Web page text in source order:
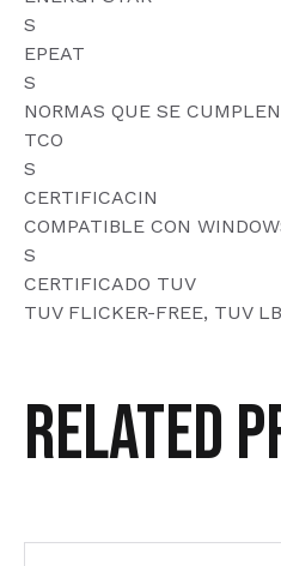
S
EPEAT
S
NORMAS QUE SE CUMPLEN
TCO
S
CERTIFICACIN
COMPATIBLE CON
S
CERTIFICADO TUV
TUV FLICKER-FREE, TUV
Related